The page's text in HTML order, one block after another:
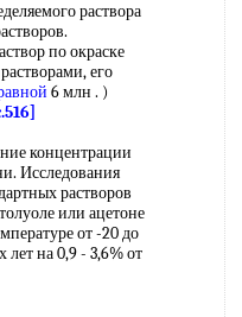
раствора
по окраске
его
6 млн . )
концентрации
Исследования
растворов
или ацетоне
от -20 до
лет на 0,9 - 3,6% от